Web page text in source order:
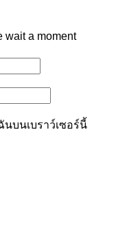
wait a moment
บนเบราว์เซอร์นี้